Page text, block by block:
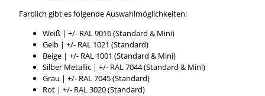
Farblich gibt es folgende Auswahlmöglichkeiten:
Weiß | +/- RAL 9016 (Standard & Mini)
Gelb | +/- RAL 1021 (Standard)
Beige | +/- RAL 1001 (Standard & Mini)
Silber Metallic | +/- RAL 7044 (Standard & Mini)
Grau | +/- RAL 7045 (Standard)
Rot | +/- RAL 3020 (Standard)